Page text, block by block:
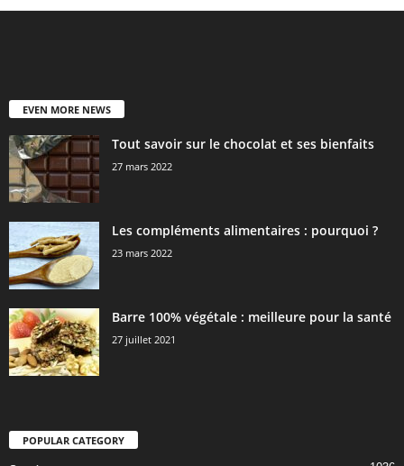
EVEN MORE NEWS
Tout savoir sur le chocolat et ses bienfaits
27 mars 2022
Les compléments alimentaires : pourquoi ?
23 mars 2022
Barre 100% végétale : meilleure pour la santé
27 juillet 2021
POPULAR CATEGORY